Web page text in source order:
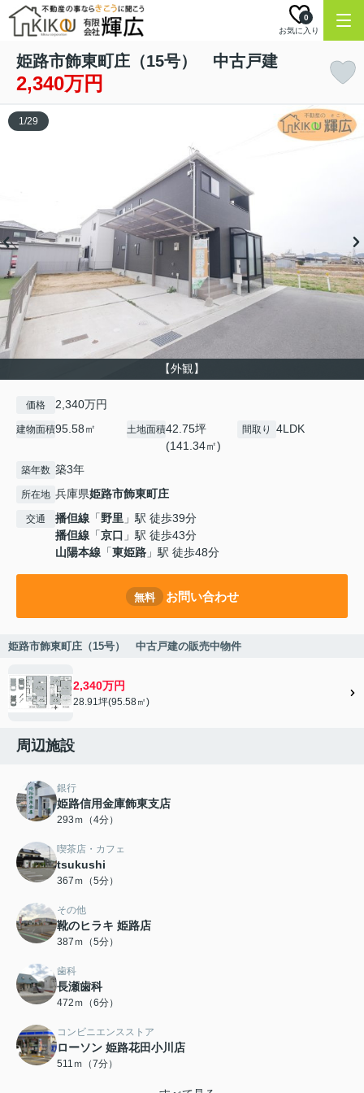
お気に入り
0
姫路市飾東町庄（15号） 中古戸建
2,340万円
【外観】
1/29
価格 2,340万円
建物面積95.58㎡ 土地面積42.75坪
(141.34㎡)
間取り 4LDK
築年数 築3年
所在地 兵庫県姫路市飾東町庄
交通 播但線 「野里 」駅 徒歩39分
播但線 「京口 」駅 徒歩43分
山陽本線 「東姫路 」駅 徒歩48分
無料 お問い合わせ
姫路市飾東町庄（15号） 中古戸建の販売中物件
2,340万円
28.91坪(95.58㎡)
周辺施設
銀行
姫路信用金庫飾東支店
293ｍ（4分）
喫茶店・カフェ
tsukushi
367ｍ（5分）
その他
靴のヒラキ 姫路店
387ｍ（5分）
歯科
長瀬歯科
472ｍ（6分）
コンビニエンスストア
ローソン 姫路花田小川店
511ｍ（7分）